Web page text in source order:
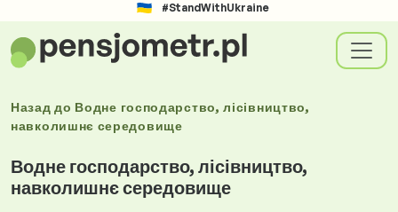
#StandWithUkraine
Назад до Водне господарство, лісівництво,
навколишнє середовище
Водне господарство, лісівництво,
навколишнє середовище